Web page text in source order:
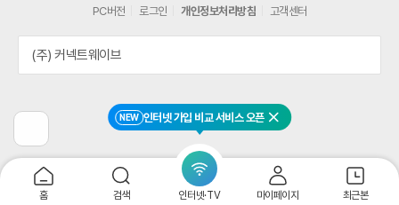
NEW 인터넷 가입 비교 서비스 오픈 닫기
홈 검색 인터넷·TV 마이페이지 최근본
전
페
이
지
PC버전 로그인 개인정보처리방침 고객센터
(주) 커넥트웨이브